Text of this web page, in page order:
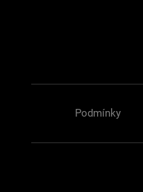
Podmínky